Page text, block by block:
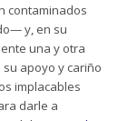
contaminados
y, en su
una y otra
apoyo y cariño
implacables
darle a